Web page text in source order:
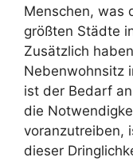
Menschen, was
größten Städte
Zusätzlich
Nebenwohnsitz
ist der Bedarf
die
voranzutreiben,
dieser